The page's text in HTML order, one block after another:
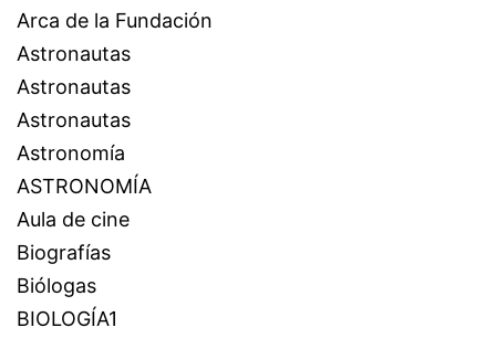
Arca de la Fundación
Astronautas
Astronautas
Astronautas
Astronomía
ASTRONOMÍA
Aula de cine
Biografías
Biólogas
BIOLOGÍA1